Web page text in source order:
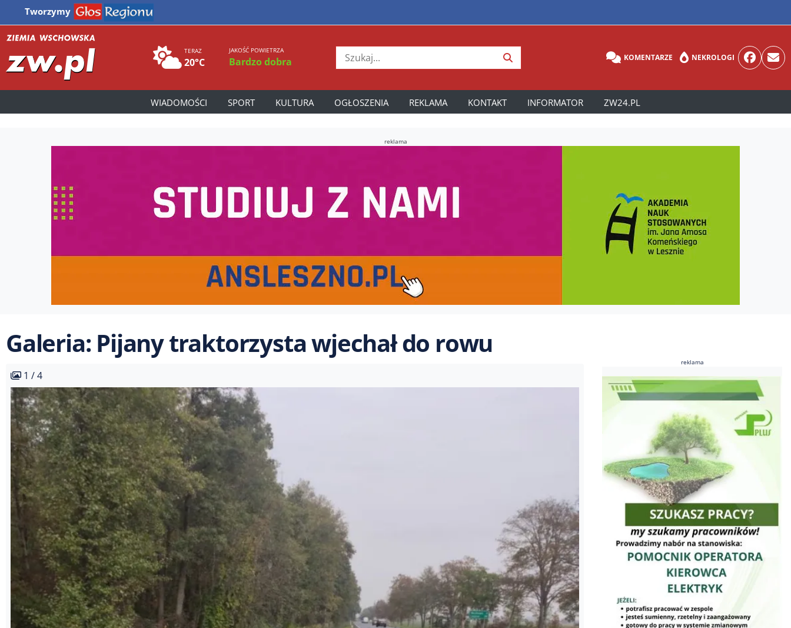
Tworzymy
TERAZ
20°C
JAKOŚĆ POWIETRZA
Bardzo dobra KOMENTARZE NEKROLOGI
WIADOMOŚCI SPORT KULTURA OGŁOSZENIA REKLAMA KONTAKT INFORMATOR ZW24.PL
reklama
Galeria: Pijany traktorzysta wjechał do rowu
1 / 4
reklama